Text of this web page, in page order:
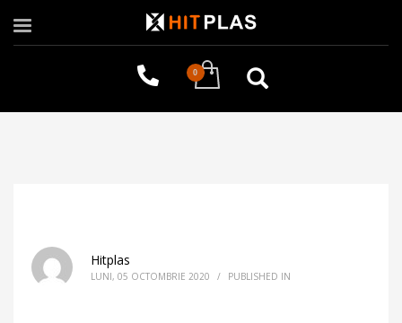
Hitplas
LUNI, 05 OCTOMBRIE 2020 / PUBLISHED IN